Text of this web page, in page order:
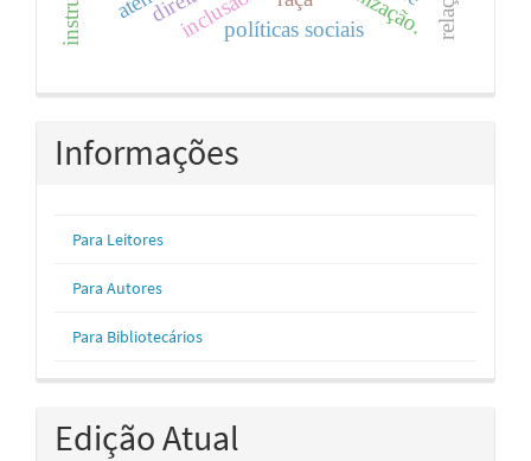
políticas sociais
Informações
Para Leitores
Para Autores
Para Bibliotecários
Edição Atual